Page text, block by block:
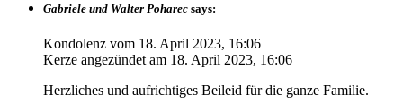
Gabriele und Walter Poharec says:
Kondolenz vom 18. April 2023, 16:06
Kerze angezündet am 18. April 2023, 16:06
Herzliches und aufrichtiges Beileid für die ganze Familie.